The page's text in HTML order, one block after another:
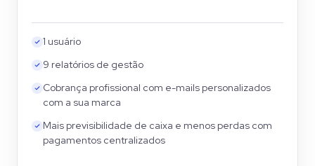
1 usuário
9 relatórios de gestão
Cobrança profissional com e-mails personalizados
com a sua marca
Mais previsibilidade de caixa e menos perdas com
pagamentos centralizados